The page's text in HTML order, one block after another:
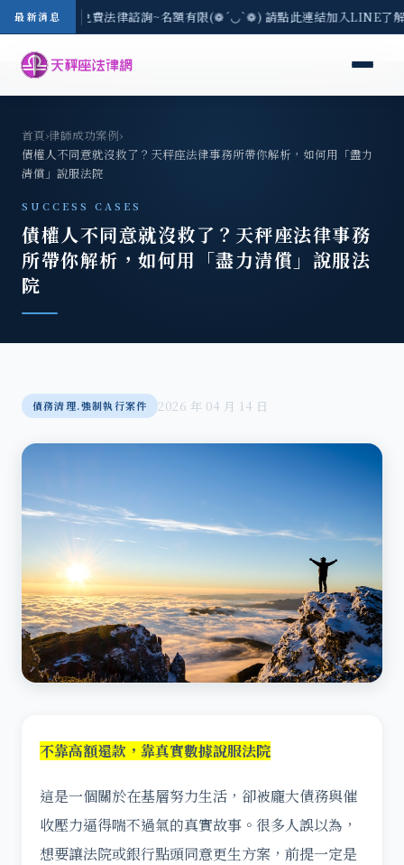
最新消息
3(一) 現場免費法律諮詢~名額有限(❁´◡`❁) 請點此連結加入LINE了
首頁›律師成功案例›
債權人不同意就沒救了？天秤座法律事務所帶你解析，如何用「盡力
清償」說服法院
SUCCESS CASES
債權人不同意就沒救了？天秤座法律事務
所帶你解析，如何用「盡力清償」說服法
院
債務清理.強制執行案件 2026 年 04 月 14 日
不靠高額還款，靠真實數據說服法院
這是一個關於在基層努力生活，卻被龐大債務與催
收壓力逼得喘不過氣的真實故事。很多人誤以為，
想要讓法院或銀行點頭同意更生方案，前提一定是